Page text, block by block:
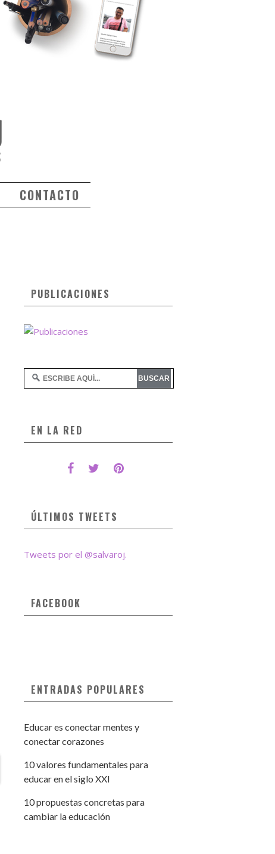
CONTACTO
PUBLICACIONES
EN LA RED
ÚLTIMOS TWEETS
Tweets por el @salvaroj.
FACEBOOK
ENTRADAS POPULARES
Educar es conectar mentes y
conectar corazones
10 valores fundamentales para
educar en el siglo XXI
10 propuestas concretas para
cambiar la educación